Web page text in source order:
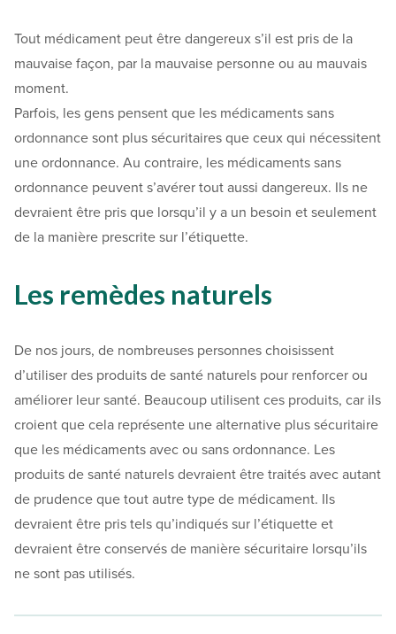
Tout médicament peut être dangereux s’il est pris de la
mauvaise façon, par la mauvaise personne ou au mauvais
moment.
Parfois, les gens pensent que les médicaments sans
ordonnance sont plus sécuritaires que ceux qui nécessitent
une ordonnance. Au contraire, les médicaments sans
ordonnance peuvent s’avérer tout aussi dangereux. Ils ne
devraient être pris que lorsqu’il y a un besoin et seulement
de la manière prescrite sur l’étiquette.
Les remèdes naturels
De nos jours, de nombreuses personnes choisissent
d’utiliser des produits de santé naturels pour renforcer ou
améliorer leur santé. Beaucoup utilisent ces produits, car ils
croient que cela représente une alternative plus sécuritaire
que les médicaments avec ou sans ordonnance. Les
produits de santé naturels devraient être traités avec autant
de prudence que tout autre type de médicament. Ils
devraient être pris tels qu’indiqués sur l’étiquette et
devraient être conservés de manière sécuritaire lorsqu’ils
ne sont pas utilisés.